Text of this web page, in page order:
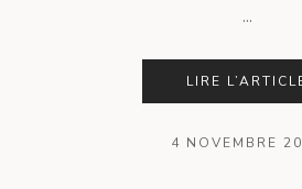
...
LIRE
4 NOVEMBRE